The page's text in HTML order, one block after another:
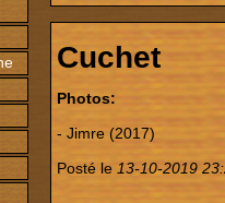
Cuchet
Photos:
- Jimre (2017)
Posté le 13-10-2019